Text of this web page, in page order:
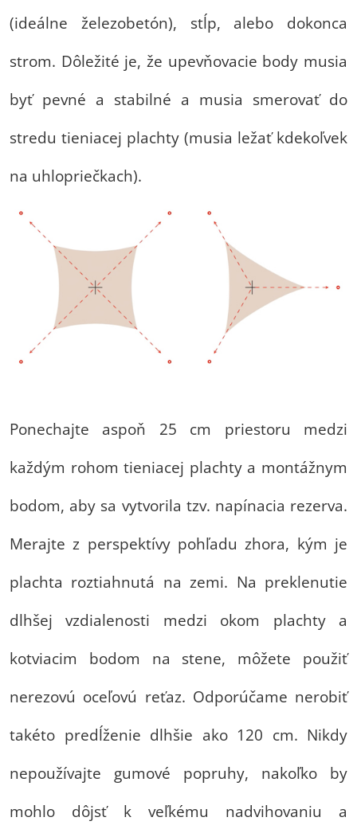
(ideálne železobetón), stĺp, alebo dokonca
strom. Dôležité je, že upevňovacie body musia
byť pevné a stabilné a musia smerovať do
stredu tieniacej plachty (musia ležať kdekoľvek
na uhlopriečkach).
Ponechajte aspoň 25 cm priestoru medzi
každým rohom tieniacej plachty a montážnym
bodom, aby sa vytvorila tzv. napínacia rezerva.
Merajte z perspektívy pohľadu zhora, kým je
plachta roztiahnutá na zemi. Na preklenutie
dlhšej vzdialenosti medzi okom plachty a
kotviacim bodom na stene, môžete použiť
nerezovú oceľovú reťaz. Odporúčame nerobiť
takéto predĺženie dlhšie ako 120 cm. Nikdy
nepoužívajte gumové popruhy, nakoľko by
mohlo dôjsť k veľkému nadvihovaniu a